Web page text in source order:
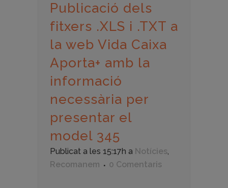
Publicació dels
fitxers .XLS i .TXT a
la web Vida Caixa
Aporta+ amb la
informació
necessària per
presentar el
model 345
Publicat a les 15:17h a Notícies,
Recomanem
0 Comentaris